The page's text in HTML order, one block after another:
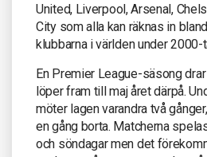
United, Liverpool, Arsenal,
City som alla kan räknas in
klubbarna i världen under 2000-
En Premier League-säsong
löper fram till maj året därpå.
möter lagen varandra två
en gång borta. Matcherna
och söndagar men det